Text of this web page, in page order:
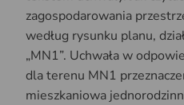
zagospodarowania
według rysunku planu,
„MN1”. Uchwała w
dla terenu MN1
mieszkaniowa